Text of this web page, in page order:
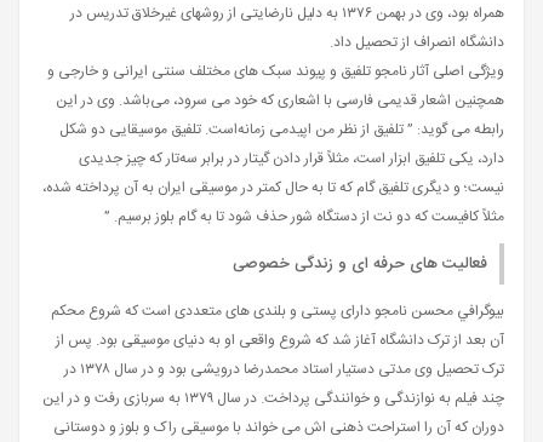
همراه بود، وی در بهمن ۱۳۷۶ به دلیل نارضایتی از روشهای غیرخلاق تدریس در
دانشگاه انصراف از تحصیل داد.
ویژگی اصلی آثار نامجو تلفیق و پیوند سبک های مختلف سنتی ایرانی و خارجی و
همچنین اشعار قدیمی فارسی با اشعاری که خود می سرود، می‌باشد. وی در این
رابطه می گوید: ” تلفیق از نظر من اپیدمی زمانه‌است. تلفیق موسیقایی دو شکل
دارد، یکی تلفیق ابزار است، مثلاً قرار دادن گیتار در برابر سه‌تار که چیز جدیدی
نیست؛ و دیگری تلفیق گام که تا به حال کمتر در موسیقی ایران به آن پرداخته شده،
مثلاً کافیست که دو نت از دستگاه شور حذف شود تا به گام بلوز برسیم. ”
فعالیت های حرفه ای و زندگی خصوصی
بیوگرافي محسن نامجو دارای پستی و بلندی های متعددی است که شروع محکم
آن بعد از ترک دانشگاه آغاز شد که شروع واقعی او به دنیای موسیقی بود. پس از
ترک تحصیل وی مدتی دستیار استاد محمدرضا درويشی بود و در سال ۱۳۷۸ در
چند فیلم به نوازندگی و خوانندگی پرداخت. در سال ۱۳۷۹ به سربازی رفت و در این
دوران که آن را استراحت ذهنی اش می خواند با موسيقی راک و بلوز و دوستانی